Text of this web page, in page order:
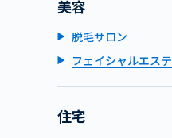
美容
脱毛サロン
フェイシャルエステ
住宅